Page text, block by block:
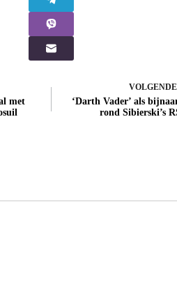
met
VOLGENDE
‘Darth Vader’ als
rond Sibierski’s